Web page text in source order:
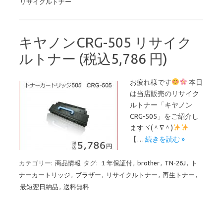
リサイクルトナー
キヤノンCRG-505 リサイク
ルトナー (税込5,786 円)
お疲れ様です
本日
は当店販売のリサイク
ルトナー「キヤノン
CRG-505」をご紹介し
ますヾ(＾∇＾)
【… 続きを読む »
カテゴリー: 商品情報 タグ: １年保証付, brother, TN-26J ,
ト
ナーカートリッジ , ブラザー , リサイクルトナー , 再生トナー ,
最短翌日納品 , 送料無料